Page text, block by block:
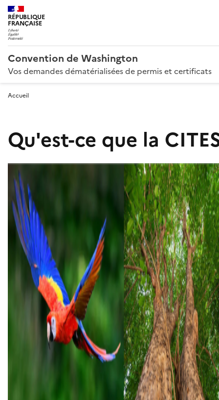
RÉPUBLIQUE
FRANÇAISE
Convention de Washington
Vos demandes dématérialisées de permis et certificats
Accueil
Qu'est-ce que la